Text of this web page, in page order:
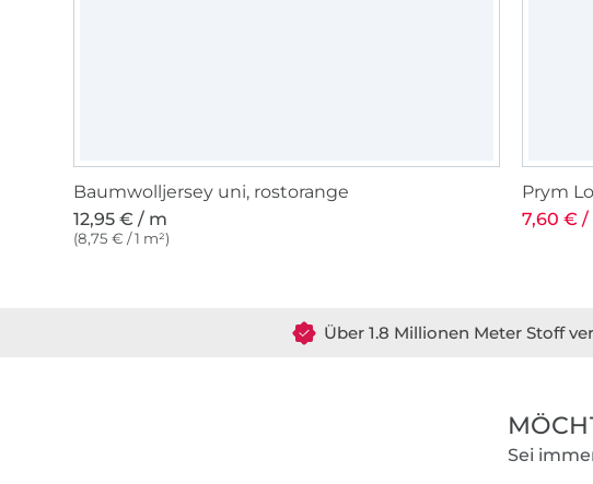
Baumwolljersey uni, rostorange
12,95 € / m
(8,75 € / 1 m²)
Prym
7,60 € /
Über 1.8 Millionen Meter Stoff
Sei